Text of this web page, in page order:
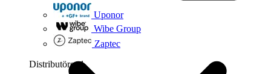
Uponor
Wibe Group
Zaptec
Distributörer 1